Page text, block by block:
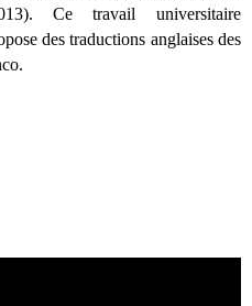
Ce travail universitaire
des traductions anglaises des